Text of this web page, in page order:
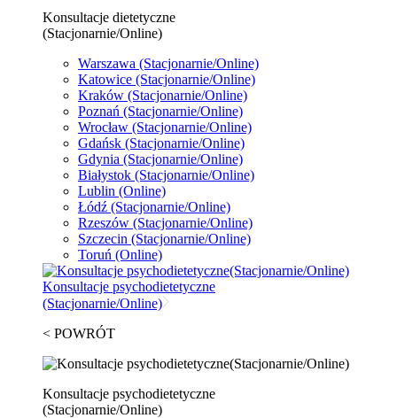
Konsultacje dietetyczne
(Stacjonarnie/Online)
Warszawa (Stacjonarnie/Online)
Katowice (Stacjonarnie/Online)
Kraków (Stacjonarnie/Online)
Poznań (Stacjonarnie/Online)
Wrocław (Stacjonarnie/Online)
Gdańsk (Stacjonarnie/Online)
Gdynia (Stacjonarnie/Online)
Białystok (Stacjonarnie/Online)
Lublin (Online)
Łódź (Stacjonarnie/Online)
Rzeszów (Stacjonarnie/Online)
Szczecin (Stacjonarnie/Online)
Toruń (Online)
Konsultacje psychodietetyczne
(Stacjonarnie/Online)
< POWRÓT
Konsultacje psychodietetyczne
(Stacjonarnie/Online)